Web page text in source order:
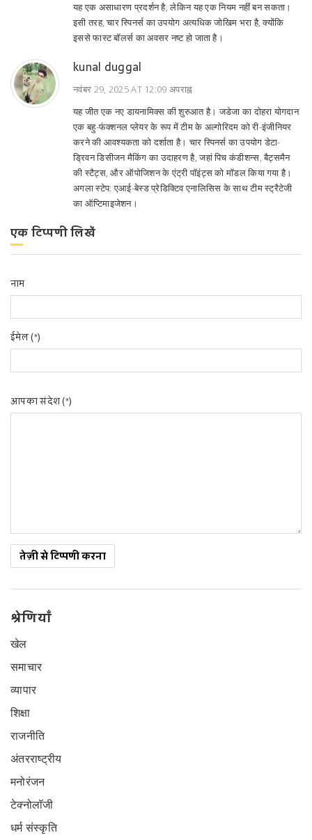
यह एक असाधारण प्रदर्शन है, लेकिन यह एक नियम नहीं बन सकता।
इसी तरह, चार स्पिनर्स का उपयोग अत्यधिक जोखिम भरा है, क्योंकि
इससे फास्ट बॉलर्स का अवसर नष्ट हो जाता है।
kunal duggal
नवंबर 29, 2025 AT 12:09 अपराह्न
यह जीत एक नए डायनामिक्स की शुरुआत है। जडेजा का दोहरा योगदान
एक बहु-फंक्शनल प्लेयर के रूप में टीम के अल्गोरिदम को री-इंजीनियर
करने की आवश्यकता को दर्शाता है। चार स्पिनर्स का उपयोग डेटा-
ड्रिवन डिसीजन मैकिंग का उदाहरण है, जहां पिच कंडीशन्स, बैट्समैन
की स्टैट्स, और ऑपोजिशन के एंट्री पॉइंट्स को मॉडल किया गया है।
अगला स्टेप: एआई-बेस्ड प्रेडिक्टिव एनालिसिस के साथ टीम स्ट्रैटेजी
का ऑप्टिमाइजेशन।
एक टिप्पणी लिखें
नाम
ईमेल (*)
आपका संदेश (*)
तेज़ी से टिप्पणी करना
श्रेणियाँ
खेल
समाचार
व्यापार
शिक्षा
राजनीति
अंतरराष्ट्रीय
मनोरंजन
टेक्नोलॉजी
धर्म संस्कृति